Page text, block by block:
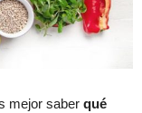
mejor saber qué